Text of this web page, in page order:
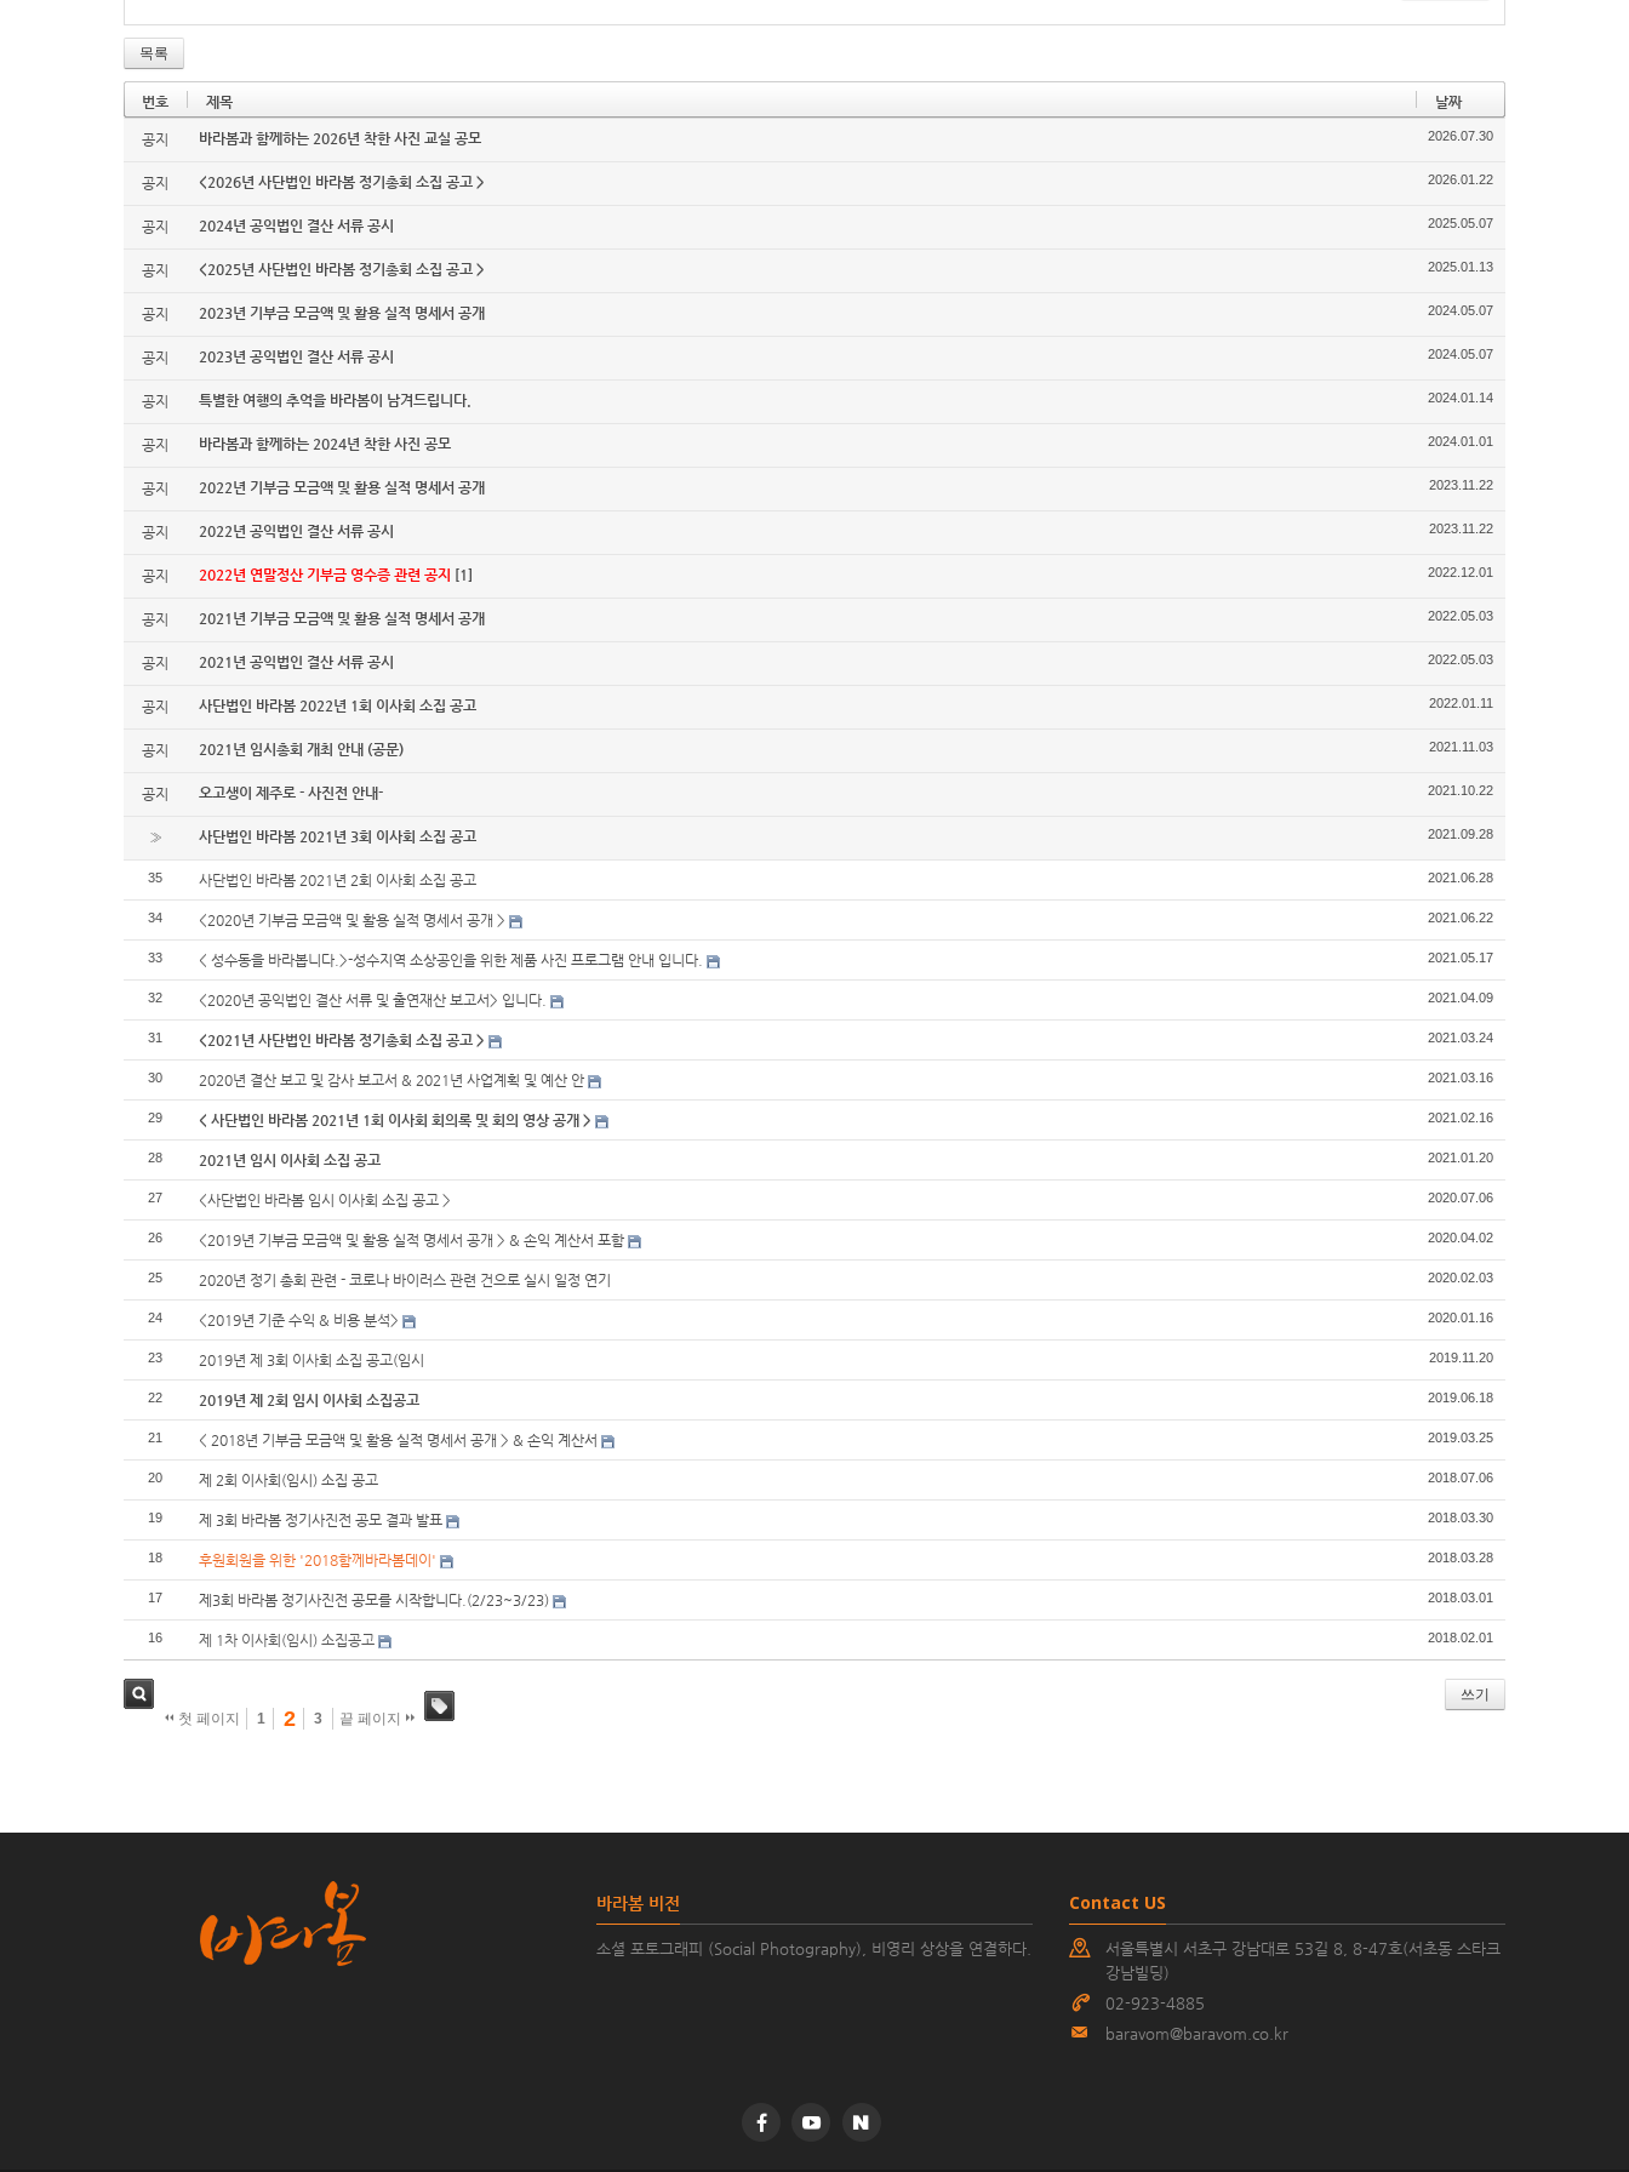
목록
번호 제목 날짜
공지 바라봄과 함께하는 2026년 착한 사진 교실 공모 2026.07.30
공지 <2026년 사단법인 바라봄 정기총회 소집 공고 > 2026.01.22
공지 2024년 공익법인 결산 서류 공시 2025.05.07
공지 <2025년 사단법인 바라봄 정기총회 소집 공고 > 2025.01.13
공지 2023년 기부금 모금액 및 활용 실적 명세서 공개 2024.05.07
공지 2023년 공익법인 결산 서류 공시 2024.05.07
공지 특별한 여행의 추억을 바라봄이 남겨드립니다. 2024.01.14
공지 바라봄과 함께하는 2024년 착한 사진 공모 2024.01.01
공지 2022년 기부금 모금액 및 활용 실적 명세서 공개 2023.11.22
공지 2022년 공익법인 결산 서류 공시 2023.11.22
공지 2022년 연말정산 기부금 영수증 관련 공지 [1] 2022.12.01
공지 2021년 기부금 모금액 및 활용 실적 명세서 공개 2022.05.03
공지 2021년 공익법인 결산 서류 공시 2022.05.03
공지 사단법인 바라봄 2022년 1회 이사회 소집 공고 2022.01.11
공지 2021년 임시총회 개최 안내 (공문) 2021.11.03
공지 오고생이 제주로 - 사진전 안내- 2021.10.22
» 사단법인 바라봄 2021년 3회 이사회 소집 공고 2021.09.28
35 사단법인 바라봄 2021년 2회 이사회 소집 공고 2021.06.28
34 <2020년 기부금 모금액 및 활용 실적 명세서 공개 > 2021.06.22
33 < 성수동을 바라봅니다.>-성수지역 소상공인을 위한 제품 사진 프로그램 안내 입니다. 2021.05.17
32 <2020년 공익법인 결산 서류 및 출연재산 보고서> 입니다. 2021.04.09
31 <2021년 사단법인 바라봄 정기총회 소집 공고 > 2021.03.24
30 2020년 결산 보고 및 감사 보고서 & 2021년 사업계획 및 예산 안 2021.03.16
29 < 사단법인 바라봄 2021년 1회 이사회 회의록 및 회의 영상 공개 > 2021.02.16
28 2021년 임시 이사회 소집 공고 2021.01.20
27 <사단법인 바라봄 임시 이사회 소집 공고 > 2020.07.06
26 <2019년 기부금 모금액 및 활용 실적 명세서 공개 > & 손익 계산서 포함 2020.04.02
25 2020년 정기 총회 관련 - 코로나 바이러스 관련 건으로 실시 일정 연기 2020.02.03
24 <2019년 기준 수익 & 비용 분석> 2020.01.16
23 2019년 제 3회 이사회 소집 공고(임시 2019.11.20
22 2019년 제 2회 임시 이사회 소집공고 2019.06.18
21 < 2018년 기부금 모금액 및 활용 실적 명세서 공개 > & 손익 계산서 2019.03.25
20 제 2회 이사회(임시) 소집 공고 2018.07.06
19 제 3회 바라봄 정기사진전 공모 결과 발표 2018.03.30
18 후원회원을 위한 '2018함께바라봄데이' 2018.03.28
17 제3회 바라봄 정기사진전 공모를 시작합니다.(2/23~3/23) 2018.03.01
16 제 1차 이사회(임시) 소집공고 2018.02.01
첫 페이지 1 2 3 끝 페이지
쓰기
바라봄 비전
소셜 포토그래피 (Social Photography), 비영리 상상을 연결하다.
Contact US
서울특별시 서초구 강남대로 53길 8, 8-47호(서초동 스타크
강남빌딩)
02-923-4885
baravom@baravom.co.kr